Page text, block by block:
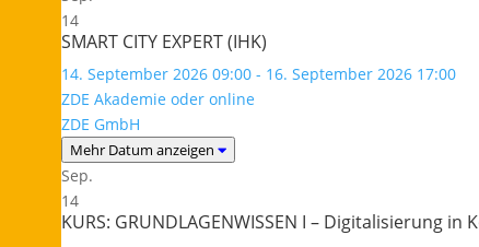
14
SMART CITY EXPERT (IHK)
14. September 2026 09:00 - 16. September 2026 17:00
ZDE Akademie oder online
ZDE GmbH
Mehr Datum anzeigen
Sep.
14
KURS: GRUNDLAGENWISSEN I – Digitalisierung